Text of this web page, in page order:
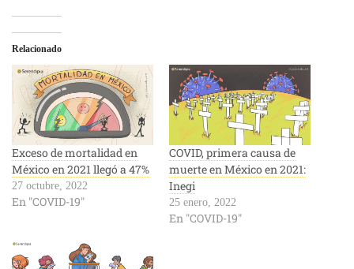
Relacionado
Exceso de mortalidad en
México en 2021 llegó a 47%
27 octubre, 2022
En "COVID-19"
COVID, primera causa de
muerte en México en 2021:
Inegi
25 enero, 2022
En "COVID-19"